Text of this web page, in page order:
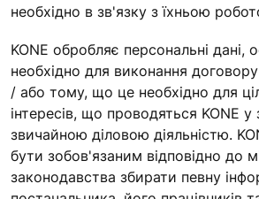
необхідно в зв'язку з їхньою
KONE обробляє персональні дані,
необхідно для виконання
/ або тому, що це необхідно для
інтересів, що проводяться KONE у
звичайною діловою діяльністю.
бути зобов'язаним відповідно до
законодавства збирати певну